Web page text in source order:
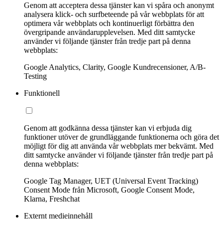
Genom att acceptera dessa tjänster kan vi spåra och anonymt
analysera klick- och surfbeteende på vår webbplats för att
optimera vår webbplats och kontinuerligt förbättra den
övergripande användarupplevelsen. Med ditt samtycke
använder vi följande tjänster från tredje part på denna
webbplats:
Google Analytics, Clarity, Google Kundrecensioner, A/B-
Testing
Funktionell
Genom att godkänna dessa tjänster kan vi erbjuda dig
funktioner utöver de grundläggande funktionerna och göra det
möjligt för dig att använda vår webbplats mer bekvämt. Med
ditt samtycke använder vi följande tjänster från tredje part på
denna webbplats:
Google Tag Manager, UET (Universal Event Tracking)
Consent Mode från Microsoft, Google Consent Mode,
Klarna, Freshchat
Externt medieinnehåll